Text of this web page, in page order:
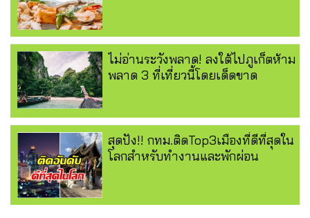
ไม่อ่านระวังพลาด! ลงใต้ไปภูเก็ตห้าม
พลาด 3 ที่เที่ยวนี้โดยเด็ดขาด
สุดปัง!! กทม.ติดTop3เมืองที่ดีที่สุดใน
โลกสำหรับทำงานและพักผ่อน